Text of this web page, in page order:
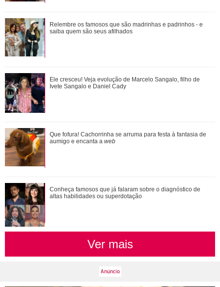
minhas curvas mais completas.
Divulgação
A cantora também surpreendeu ao revelar como superou os
problemas no casamento com Jay-Z: - Eu venho de uma
linhagem de relacionamentos quebrados, abuso de poder e
esses conflitos em meu próprio relacionamento. Ela continua
Ele cresceu! Veja evolução de Marcelo Sangalo, filho de
Ivete Sangalo e Daniel Cady
Omar e Alika conversam sobre a retomada de Batanga,
quando Tonho chega. Saiba o que vai acont...
Adriana vê Pedro e Bruna no restaurante. Confira o que vai
rolar nesta sexta-feira em Quem A...
Conheça famosos que já falaram sobre o diagnóstico de
altas habilidades ou superdotação
Relembre os famosos que são madrinhas e padrinhos - e
saiba quem são seus afilhados
Ele cresceu! Veja evolução de Marcelo Sangalo, filho de
Ivete Sangalo e Daniel Cady
Que fofura! Cachorrinha se arruma para festa à fantasia de
aumigo e encanta a web
Conheça famosos que já falaram sobre o diagnóstico de
altas habilidades ou superdotação
Ver mais